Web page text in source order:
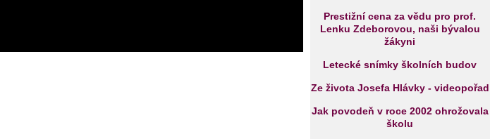
Prestižní cena za vědu pro prof.
Lenku Zdeborovou, naši bývalou
žákyni
Letecké snímky školních budov
Ze života Josefa Hlávky - videopořad
Jak povodeň v roce 2002 ohrožovala
školu